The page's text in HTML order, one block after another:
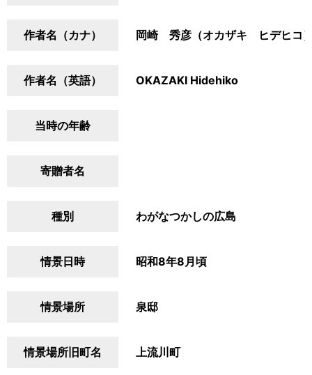
作者名（カナ） 岡崎 秀彦（オカザキ ヒデヒコ
作者名（英語） OKAZAKI Hidehiko
当時の年齢
寄贈者名
種別 わがなつかしの広島
情景日時 昭和8年8月頃
情景場所 泉邸
情景場所旧町名 上流川町